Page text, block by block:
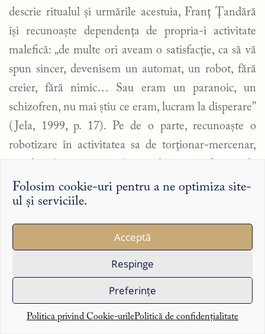
Folosim cookie-uri pentru a ne optimiza site-
ul și serviciile.
Acceptă
Respinge
Preferințe
Politica privind Cookie-urilePolitică de confidențialitate
descrie ritualul şi urmările acestuia, Franţ Ţandără
îşi recunoaşte dependenţa de propria-i activitate
malefică: „de multe ori aveam o satisfacţie, ca să vă
spun sincer, devenisem un automat, un robot, fără
creier, fără nimic… Sau eram un paranoic, un
schizofren, nu mai ştiu ce eram, lucram la disperare”
(Jela, 1999, p. 17). Pe de o parte, recunoaşte o
robotizare în activitatea sa de torţionar-mercenar,
schizoidie, conştientizînd răul făcut.
Rememorarea continuă: o dată devenit torţionar,
din coletele celorlalţi deţinuţi, selecta deţinute
pentru plăceri sexuale etc.; dar rîvnea să fie
reabilitat şi să devină membru de partid. Totuşi,
undeva înăuntru, răul pe care îl făcea îl măcina: de
aceea decide să ucidă un brigadier informator,